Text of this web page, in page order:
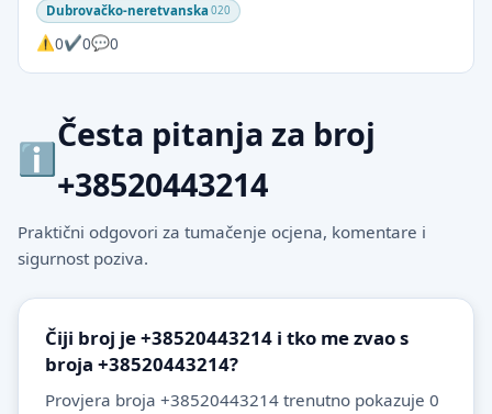
Dubrovačko-neretvanska 020
0 0 0
Česta pitanja za broj
+38520443214
Praktični odgovori za tumačenje ocjena, komentare i
sigurnost poziva.
Čiji broj je +38520443214 i tko me zvao s
broja +38520443214?
Provjera broja +38520443214 trenutno pokazuje 0